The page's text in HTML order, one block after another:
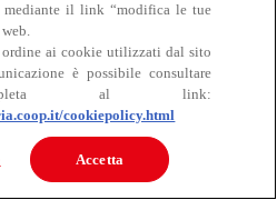
il link “modifica le tue
ai cookie utilizzati dal sito
è possibile consultare
al link:
cookiepolicy.html
Accetta